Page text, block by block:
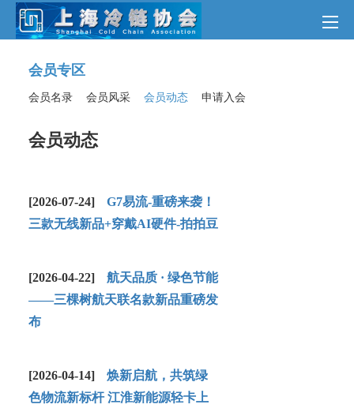
会员专区
会员名录 会员风采 会员动态 申请入会
会员动态
[2026-07-24]
G7易流-重磅来袭！
三款无线新品+穿戴AI硬件-拍拍豆
[2026-04-22]
航天品质 · 绿色节能
——三棵树航天联名款新品重磅发
布
[2026-04-14]
焕新启航，共筑绿
色物流新标杆 江淮新能源轻卡上